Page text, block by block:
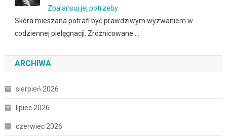
Zbalansuj jej potrzeby
Skóra mieszana potrafi być prawdziwym wyzwaniem w
codziennej pielęgnacji. Zróżnicowane …
ARCHIWA
sierpień 2026
lipiec 2026
czerwiec 2026